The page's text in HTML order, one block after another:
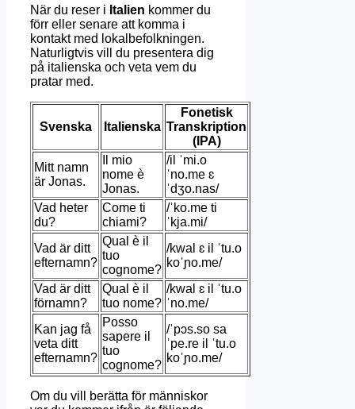
När du reser i Italien kommer du
förr eller senare att komma i
kontakt med lokalbefolkningen.
Naturligtvis vill du presentera dig
på italienska och veta vem du
pratar med.
Svenska Italienska
Fonetisk
Transkription
(IPA)
Mitt namn
är Jonas.
Il mio
nome è
Jonas.
/il ˈmi.o
ˈno.me ɛ
ˈdʒo.nas/
Vad heter
du?
Come ti
chiami?
/ˈko.me ti
ˈkja.mi/
Vad är ditt
efternamn?
Qual è il
tuo
cognome?
/kwal ɛ il ˈtu.o
koˈɲo.me/
Vad är ditt
förnamn?
Qual è il
tuo nome?
/kwal ɛ il ˈtu.o
ˈno.me/
Kan jag få
veta ditt
efternamn?
Posso
sapere il
tuo
cognome?
/ˈpɔs.so sa
ˈpe.re il ˈtu.o
koˈɲo.me/
Om du vill berätta för människor